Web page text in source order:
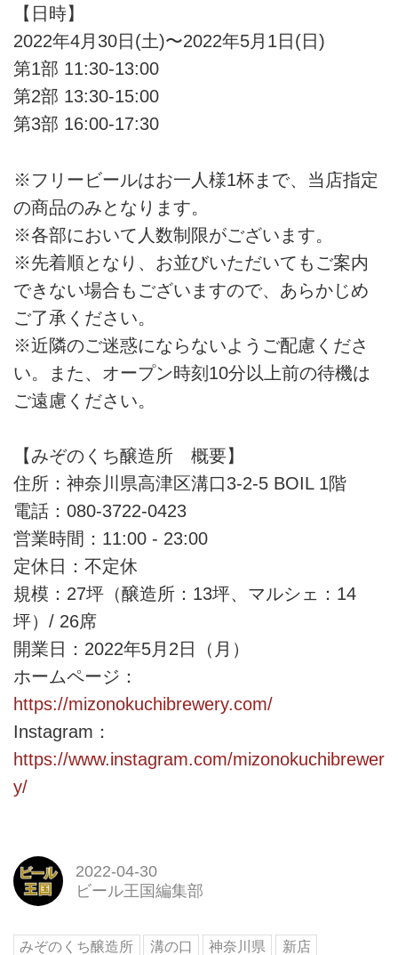
【日時】
2022年4月30日(土)〜2022年5月1日(日)
第1部 11:30-13:00
第2部 13:30-15:00
第3部 16:00-17:30
※フリービールはお一人様1杯まで、当店指定
の商品のみとなります。
※各部において人数制限がございます。
※先着順となり、お並びいただいてもご案内
できない場合もございますので、あらかじめ
ご了承ください。
※近隣のご迷惑にならないようご配慮くださ
い。また、オープン時刻10分以上前の待機は
ご遠慮ください。
【みぞのくち醸造所 概要】
住所：神奈川県高津区溝口3-2-5 BOIL 1階
電話：080-3722-0423
営業時間：11:00 - 23:00
定休日：不定休
規模：27坪（醸造所：13坪、マルシェ：14
坪）/ 26席
開業日：2022年5月2日（月）
ホームページ：
https://mizonokuchibrewery.com/
Instagram：
https://www.instagram.com/mizonokuchibrewer
y/
2022-04-30
ビール王国編集部
みぞのくち醸造所 溝の口 神奈川県
新店